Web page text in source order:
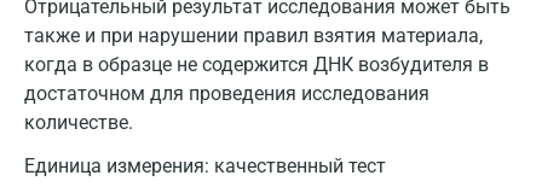
Отрицательный результат исследования может быть
также и при нарушении правил взятия материала,
когда в образце не содержится ДНК возбудителя в
достаточном для проведения исследования
количестве.
Единица измерения: качественный тест